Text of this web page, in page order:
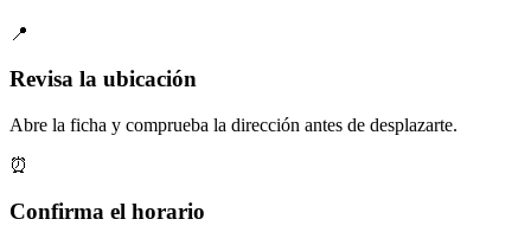
📍
Revisa la ubicación
Abre la ficha y comprueba la dirección antes de desplazarte.
⏰
Confirma el horario